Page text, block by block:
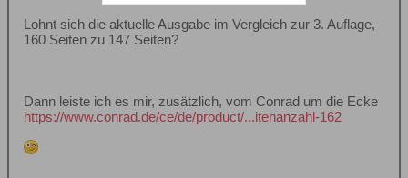
Lohnt sich die aktuelle Ausgabe im Vergleich zur 3. Auflage,
160 Seiten zu 147 Seiten?
Dann leiste ich es mir, zusätzlich, vom Conrad um die Ecke
https://www.conrad.de/ce/de/product/...itenanzahl-162